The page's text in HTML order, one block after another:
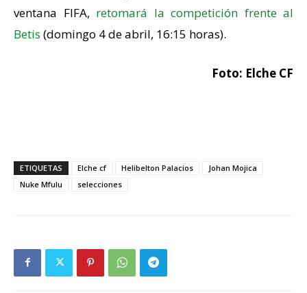
ventana FIFA, retomará la competición frente al
Betis (domingo 4 de abril, 16:15 horas).
Foto: Elche CF
ETIQUETAS Elche cf Helibelton Palacios
Johan Mojica
Nuke Mfulu
selecciones